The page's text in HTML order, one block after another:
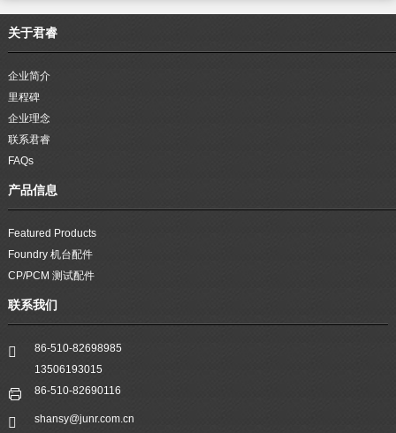
关于君睿
企业简介
里程碑
企业理念
联系君睿
FAQs
产品信息
Featured Products
Foundry 机台配件
CP/PCM 测试配件
联系我们
86-510-82698985
13506193015
86-510-82690116
shansy@junr.com.cn